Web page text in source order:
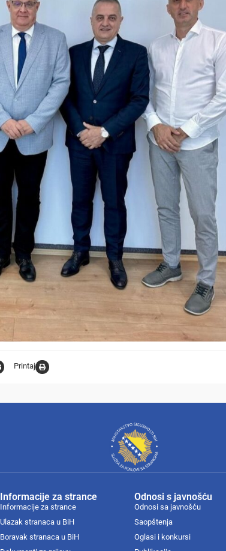
Printaj
Informacije za strance
Informacije za strance
Ulazak stranaca u BiH
Boravak stranaca u BiH
Odnosi s javnošću
Odnosi sa javnošću
Saopštenja
Oglasi i konkursi